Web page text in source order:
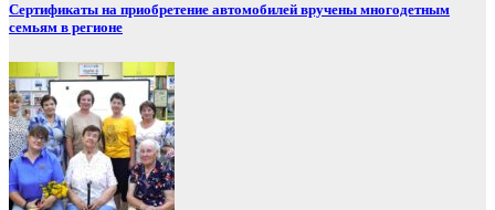
Сертификаты на приобретение автомобилей вручены многодетным
семьям в регионе